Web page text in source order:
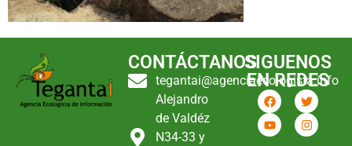
CONTÁCTANOS
tegantai@agenciaecologista.info
Alejandro
de Valdéz
N34-33 y
SIGUENOS
EN REDES